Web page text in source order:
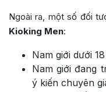
Ngoài ra, một số đối
Kioking Men:
Nam giới dưới
Nam giới đang
ý kiến chuyên